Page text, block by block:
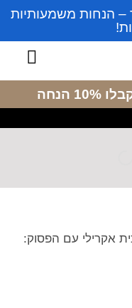
– הנחות משמעותיות
10% הנחה
אקרילי עם הפסוק: